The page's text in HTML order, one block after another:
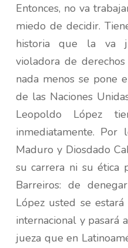
Entonces, no va
miedo de decidir.
historia que la va
violadora de
nada menos se pone
de las Naciones
Leopoldo López
inmediatamente. Por
Maduro y Diosdado
su carrera ni su ética
Barreiros: de
López usted se
internacional y pasará
jueza que en